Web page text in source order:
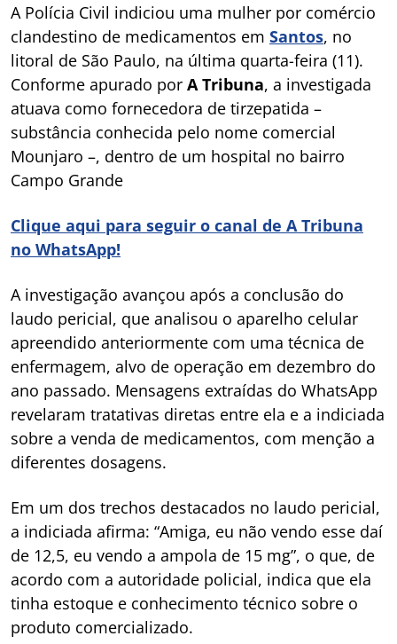
A Polícia Civil indiciou uma mulher por comércio
clandestino de medicamentos em Santos, no
litoral de São Paulo, na última quarta-feira (11).
Conforme apurado por A Tribuna, a investigada
atuava como fornecedora de tirzepatida –
substância conhecida pelo nome comercial
Mounjaro –, dentro de um hospital no bairro
Campo Grande
Clique aqui para seguir o canal de A Tribuna
no WhatsApp!
A investigação avançou após a conclusão do
laudo pericial, que analisou o aparelho celular
apreendido anteriormente com uma técnica de
enfermagem, alvo de operação em dezembro do
ano passado. Mensagens extraídas do WhatsApp
revelaram tratativas diretas entre ela e a indiciada
sobre a venda de medicamentos, com menção a
diferentes dosagens.
Em um dos trechos destacados no laudo pericial,
a indiciada afirma: “Amiga, eu não vendo esse daí
de 12,5, eu vendo a ampola de 15 mg”, o que, de
acordo com a autoridade policial, indica que ela
tinha estoque e conhecimento técnico sobre o
produto comercializado.